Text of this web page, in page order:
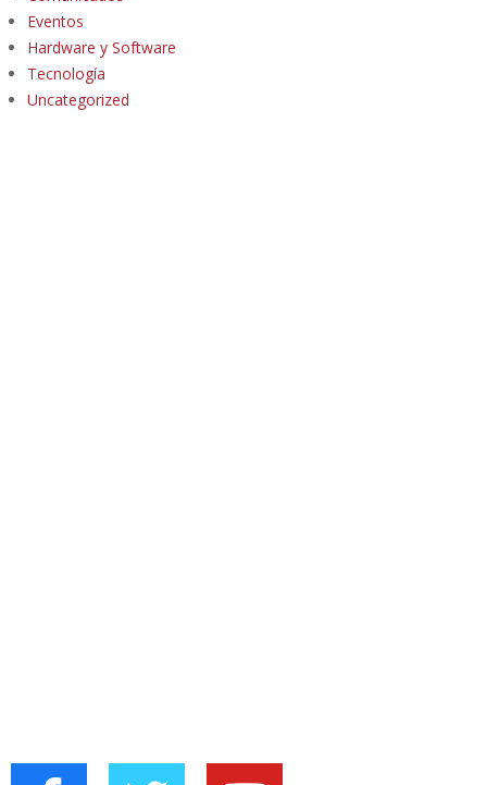
Eventos
Hardware y Software
Tecnología
Uncategorized